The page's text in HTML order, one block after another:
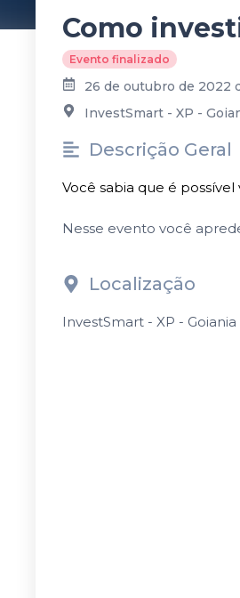
Como
Evento finalizado
26 de outubro de 2022
InvestSmart - XP -
Descrição Geral
Você sabia que é
Nesse evento você
Localização
InvestSmart - XP -